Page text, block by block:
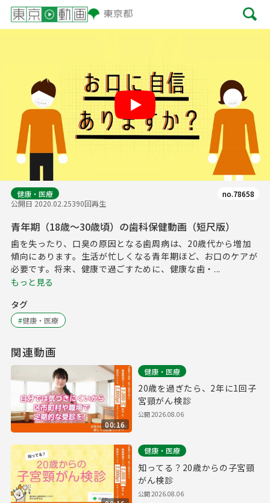
健康・医療
公開日 2020.02.25390回再生
no.78658
青年期（18歳～30歳頃）の歯科保健動画（短尺版）
歯を失ったり、口臭の原因となる歯周病は、20歳代から増加
傾向にあります。生活が忙しくなる青年期ほど、お口のケアが
必要です。将来、健康で過ごすために、健康な歯・...
もっと見る
タグ
#健康・医療
関連動画
00:16
健康・医療
20歳を過ぎたら、2年に1回子
宮頸がん検診
公開2026.08.06
健康・医療
知ってる？20歳からの子宮頸
がん検診
公開2026.08.06